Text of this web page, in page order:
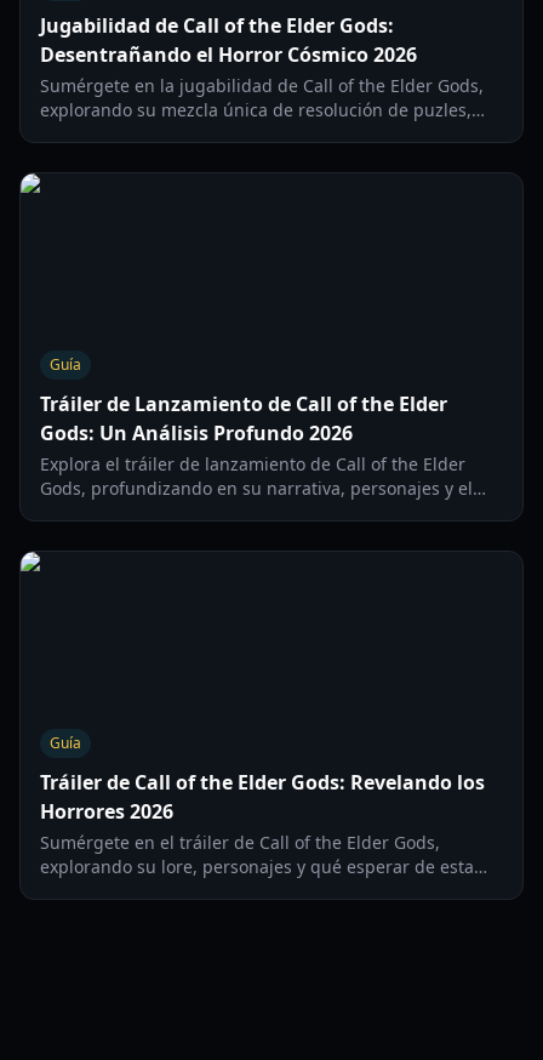
Jugabilidad de Call of the Elder Gods:
Desentrañando el Horror Cósmico 2026
Sumérgete en la jugabilidad de Call of the Elder Gods,
explorando su mezcla única de resolución de puzles,
Guía
Tráiler de Lanzamiento de Call of the Elder
Gods: Un Análisis Profundo 2026
Explora el tráiler de lanzamiento de Call of the Elder
Gods, profundizando en su narrativa, personajes y el
Guía
Tráiler de Call of the Elder Gods: Revelando los
Horrores 2026
Sumérgete en el tráiler de Call of the Elder Gods,
explorando su lore, personajes y qué esperar de esta